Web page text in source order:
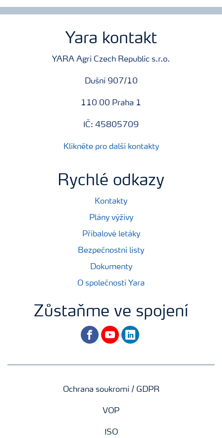
Yara kontakt
YARA Agri Czech Republic s.r.o.
Dušní 907/10
110 00 Praha 1
IČ: 45805709
Klikněte pro další kontakty
Rychlé odkazy
Kontakty
Plány výživy
Příbalové letáky
Bezpečnostní listy
Dokumenty
O společnosti Yara
Zůstaňme ve spojení
facebookyoutubelinkedin
Ochrana soukromí / GDPR
VOP
ISO